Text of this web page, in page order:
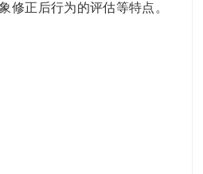
修正后行为的评估等特点。